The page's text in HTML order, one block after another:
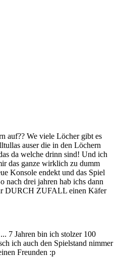
auf?? We viele Löcher gibt es
auser die in den Löchern
da welche drinn sind! Und ich
das ganze wirklich zu dumm
Konsole endekt und das Spiel
nach drei jahren hab ichs dann
DURCH ZUFALL einen Käfer
7 Jahren bin ich stolzer 100
ich auch den Spielstand nimmer
Freunden :p